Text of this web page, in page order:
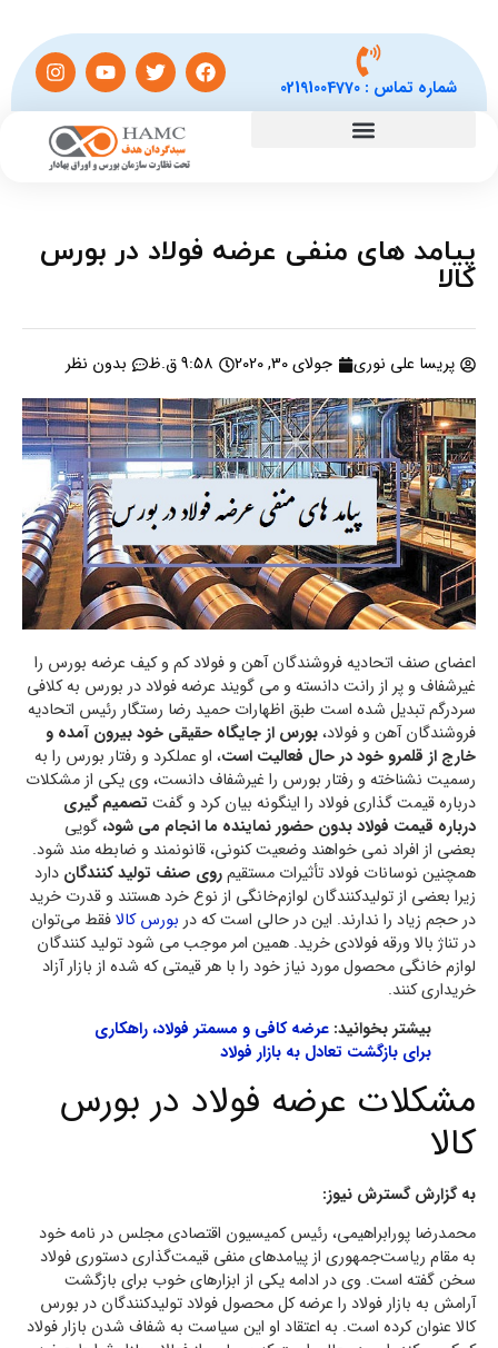
شماره تماس :02191004770
پیامد های منفی عرضه فولاد در بورس
کالا
پریسا علی نوری جولای 30, 2020 9:58 ق.ظ بدون نظر
اعضای صنف اتحادیه فروشندگان آهن و فولاد کم و کیف عرضه بورس را
غیرشفاف و پر از رانت دانسته و می گویند عرضه فولاد در بورس به کلافی
سردرگم تبدیل شده است طبق اظهارات حمید رضا رستگار رئیس اتحادیه
فروشندگان آهن و فولاد،بورس از جایگاه حقیقی خود بیرون آمده و
خارج از قلمرو خود در حال فعالیت است، او عملکرد و رفتار بورس را به
رسمیت نشناخته و رفتار بورس را غیرشفاف دانست، وی یکی از مشکلات
درباره قیمت گذاری فولاد را اینگونه بیان کرد و گفت تصمیم گیری
درباره قیمت فولاد بدون حضور نماینده ما انجام می شود، گویی
بعضی از افراد نمی خواهند وضعیت کنونی، قانونمند و ضابطه مند شود.
همچنین نوسانات فولاد تأثیرات مستقیمروی صنف تولید کنندگان دارد
زیرا بعضی از تولیدکنندگان لوازم‌خانگی از نوع خرد هستند و قدرت خرید
در حجم زیاد را ندارند. این در حالی است که در بورس کالافقط می‌توان
در تناژ بالا ورقه فولادی خرید. همین امر موجب می شود تولید کنندگان
لوازم خانگی محصول مورد نیاز خود را با هر قیمتی که شده از بازار آزاد
خریداری کنند.
بیشتر بخوانید: عرضه کافی و مسمتر فولاد، راهکاری
برای بازگشت تعادل به بازار فولاد
مشکلات عرضه فولاد در بورس
کالا
به گزارش گسترش نیوز:
محمدرضا پورابراهیمی، رئیس کمیسیون اقتصادی مجلس در نامه‌ خود
به مقام ریاست‌جمهوری از پیامدهای منفی قیمت‌گذاری دستوری فولاد
سخن گفته است. وی در ادامه یکی از ابزارهای خوب برای بازگشت
آرامش به بازار فولاد را عرضه کل محصول فولاد تولیدکنندگان در بورس
کالا عنوان کرده است. به اعتقاد او این سیاست به شفاف شدن بازار فولاد